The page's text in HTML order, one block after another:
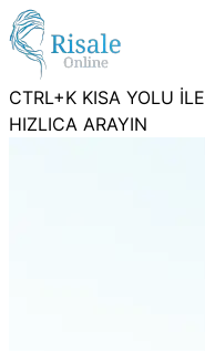
CTRL+K KISA YOLU İLE
HIZLICA ARAYIN